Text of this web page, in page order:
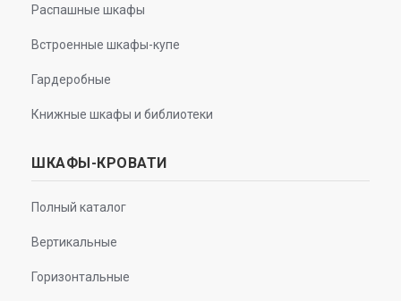
Распашные шкафы
Встроенные шкафы-купе
Гардеробные
Книжные шкафы и библиотеки
ШКАФЫ-КРОВАТИ
Полный каталог
Вертикальные
Горизонтальные